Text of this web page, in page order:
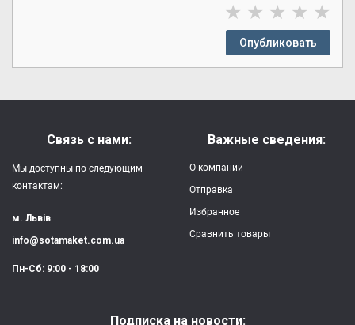
★ ★ ★ ★ ★
Опубликовать
Связь с нами:
Мы доступны по следующим
контактам:
м. Львів
info@sotamaket.com.ua
Пн-Сб: 9:00 - 18:00
Важные сведения:
О компании
Отправка
Избранное
Сравнить товары
Подписка на новости: